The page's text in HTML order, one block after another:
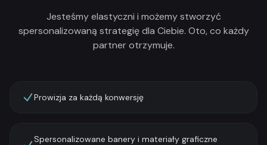
Jesteśmy elastyczni i możemy stworzyć
spersonalizowaną strategię dla Ciebie. Oto, co każdy
partner otrzymuje.
Prowizja za każdą konwersję
Spersonalizowane banery i materiały graficzne